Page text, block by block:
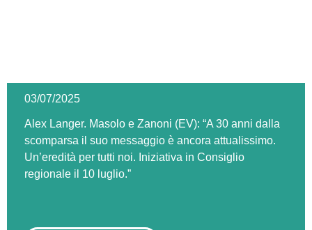
03/07/2025
Alex Langer. Masolo e Zanoni (EV): “A 30 anni dalla
scomparsa il suo messaggio è ancora attualissimo.
Un’eredità per tutti noi. Iniziativa in Consiglio
regionale il 10 luglio.”